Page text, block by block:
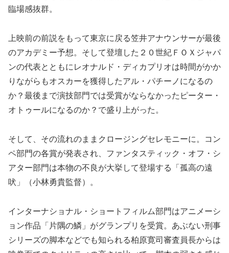
臨場感抜群。
上映前の前説をもって東京に戻る笠井アナウンサーが最後
のアカデミー予想。そして登壇した２０世紀ＦＯＸジャパ
ンの代表とともにレオナルド・ディカプリオは時間がかか
りながらもオスカーを獲得したアル・パチーノになるの
か？最後まで演技部門では受賞がならなかったピーター・
オトゥールになるのか？で盛り上がった。
そして、その流れのままクロージングセレモニーに。コン
ペ部門の各賞が発表され、ファンタスティック・オフ・シ
アター部門は本物の不良が大挙して登場する「孤高の遠
吠」（小林勇貴監督）。
インターナショナル・ショートフィルム部門はアニメーシ
ョン作品「片隅の鱗」がグランプリを受賞。あぶない刑事
シリーズの脚本などでも知られる柏原寛司審査員長からは